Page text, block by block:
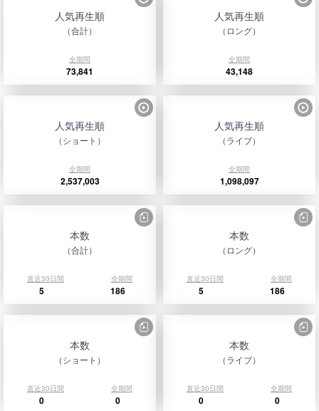
人気再生順
（合計）
全期間
73,841
人気再生順
（ロング）
全期間
43,148
人気再生順
（ショート）
全期間
2,537,003
人気再生順
（ライブ）
全期間
1,098,097
本数
（合計）
直近30日間 全期間
5 186
本数
（ロング）
直近30日間 全期間
5 186
本数
（ショート）
直近30日間 全期間
0 0
本数
（ライブ）
直近30日間 全期間
0 0